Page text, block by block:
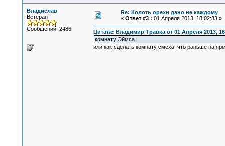
Владислав
Ветеран
Сообщений: 2486
Re: Колоть орехи дано не каждому
« Ответ #3 : 01 Апреля 2013, 18:02:33 »
Цитата: Владимир Травка от 01 Апреля 2013,
комнату Эймса
или как сделать комнату смеха, что раньше на